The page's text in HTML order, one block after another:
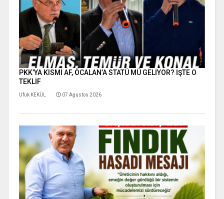
PKK’YA KISMİ AF, ÖCALAN’A STATÜ MÜ GELİYOR? İŞTE O
TEKLİF
Ufuk KEKÜL 07 Ağustos 2026